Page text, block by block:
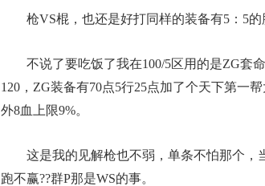
枪VS棍，也还是好打同样的装备有5：5的
不说了要吃饭了我在100/5区用的是ZG套命
120，ZG装备有70点5行25点加了个天下第一
外8血上限9%。
这是我的见解枪也不弱，单条不怕那个，
跑不赢??群P那是WS的事。